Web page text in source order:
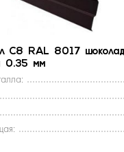
С8 RAL 8017
0.35 мм